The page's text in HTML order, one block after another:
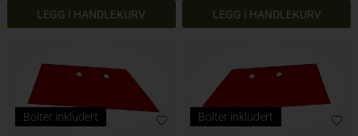
Bolter inkludert Bolter inkludert